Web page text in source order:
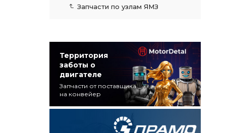
Запчасти по узлам ЯМЗ
Территория
заботы о
двигателе
Запчасти от поставщика
на конвейер